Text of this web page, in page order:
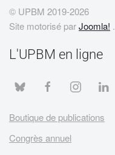
© UPBM 2019-2026
Site motorisé parJoomla! .
L'UPBM en ligne
Boutique de publications
Congrès annuel